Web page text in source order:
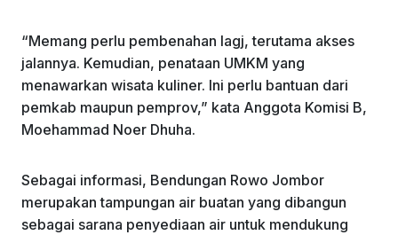
“Memang perlu pembenahan lagj, terutama akses
jalannya. Kemudian, penataan UMKM yang
menawarkan wisata kuliner. Ini perlu bantuan dari
pemkab maupun pemprov,” kata Anggota Komisi B,
Moehammad Noer Dhuha.
Sebagai informasi, Bendungan Rowo Jombor
merupakan tampungan air buatan yang dibangun
sebagai sarana penyediaan air untuk mendukung